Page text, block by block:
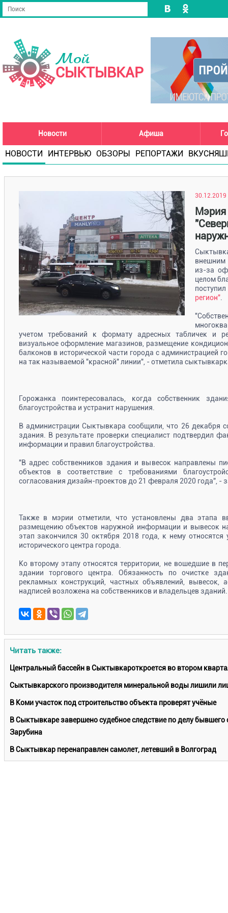
Мой
СЫКТЫВКАР
Новости Афиша
НОВОСТИ ИНТЕРВЬЮ ОБЗОРЫ РЕПОРТАЖИ
30.12.2019
из-за
целом
регион".
учетом требований к формату адресных табличек и
визуальное оформление магазинов, размещение
балконов в исторической части города с администрацией
на так называемой "красной" линии", - отметила
Горожанка поинтересовалась, когда собственник
благоустройства и устранит нарушения.
В администрации Сыктывкара сообщили, что 26 декабря
здания. В результате проверки специалист подтвердил
информации и правил благоустройства.
"В адрес собственников здания и вывесок направлены
объектов в соответствие с требованиями
согласования дизайн-проектов до 21 февраля 2020 года", -
Также в мэрии отметили, что установлены два этапа
размещению объектов наружной информации и вывесок
этап закончился 30 октября 2018 года, к нему относятся
исторического центра города.
Ко второму этапу относятся территории, не вошедшие в
здании торгового центра. Обязанность по очистке
рекламных конструкций, частных объявлений, вывесок,
надписей возложена на собственников и владельцев зданий.
Читать также:
Центральный бассейн в Сыктывкароткроется во втором
Сыктывкарского производителя минеральной воды лишили
В Коми участок под строительство объекта проверят учёные
В Сыктывкаре завершено судебное следствие по делу
Зарубина
В Сыктывкар перенаправлен самолет, летевший в Волгоград